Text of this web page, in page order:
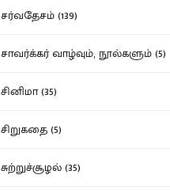
சர்வதேசம் (139)
சாவர்க்கர் வாழ்வும், நூல்களும் (5)
சினிமா (35)
சிறுகதை (5)
சுற்றுச்சூழல் (35)